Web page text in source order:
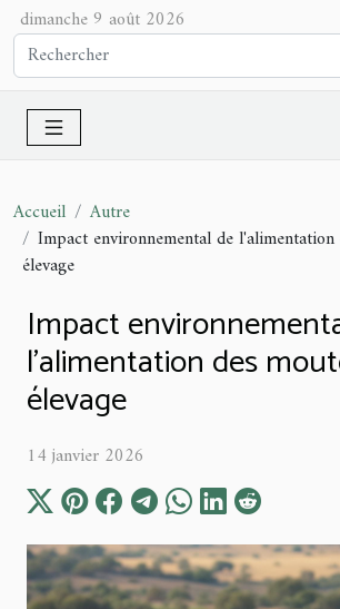
dimanche 9 août 2026
Accueil
Autre
Impact environnemental de
élevage
Impact
l'alimentation des
élevage
14 janvier 2026